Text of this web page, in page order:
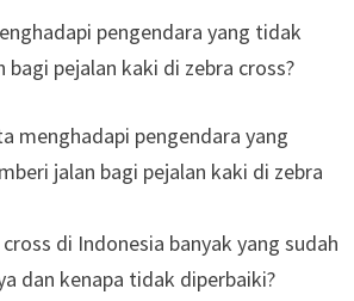
pengendara yang tidak
bagi pejalan kaki di zebra cross?
menghadapi pengendara yang
jalan bagi pejalan kaki di zebra
di Indonesia banyak yang sudah
dan kenapa tidak diperbaiki?